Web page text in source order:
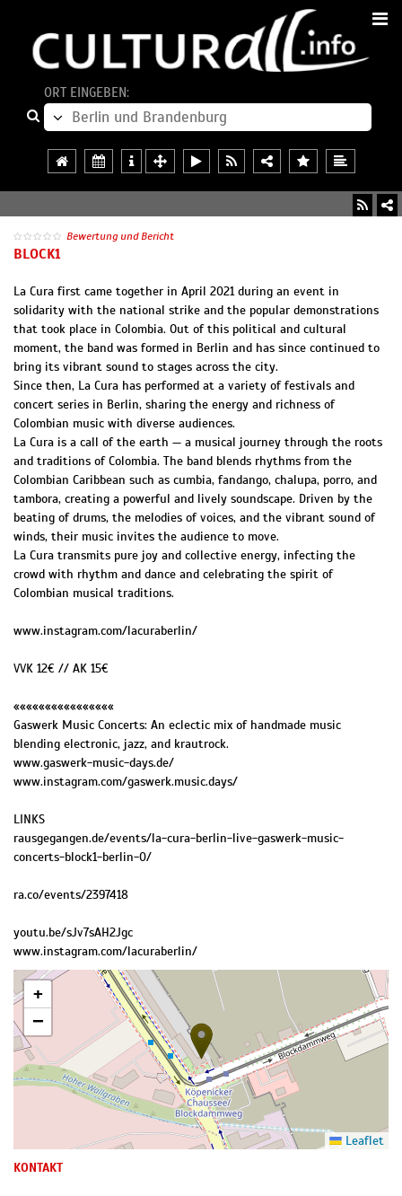
ORT EINGEBEN:
Bewertung und Bericht
BLOCK1
La Cura first came together in April 2021 during an event in
solidarity with the national strike and the popular demonstrations
that took place in Colombia. Out of this political and cultural
moment, the band was formed in Berlin and has since continued to
bring its vibrant sound to stages across the city.
Since then, La Cura has performed at a variety of festivals and
concert series in Berlin, sharing the energy and richness of
Colombian music with diverse audiences.
La Cura is a call of the earth — a musical journey through the roots
and traditions of Colombia. The band blends rhythms from the
Colombian Caribbean such as cumbia, fandango, chalupa, porro, and
tambora, creating a powerful and lively soundscape. Driven by the
beating of drums, the melodies of voices, and the vibrant sound of
winds, their music invites the audience to move.
La Cura transmits pure joy and collective energy, infecting the
crowd with rhythm and dance and celebrating the spirit of
Colombian musical traditions.
www.instagram.com/lacuraberlin/
VVK 12€ // AK 15€
««««««««««««««««
Gaswerk Music Concerts: An eclectic mix of handmade music
blending electronic, jazz, and krautrock.
www.gaswerk-music-days.de/
www.instagram.com/gaswerk.music.days/
LINKS
rausgegangen.de/events/la-cura-berlin-live-gaswerk-music-
concerts-block1-berlin-0/
ra.co/events/2397418
youtu.be/sJv7sAH2Jgc
www.instagram.com/lacuraberlin/
+
−
Leaflet
KONTAKT